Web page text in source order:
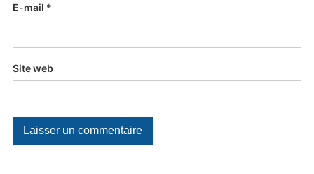
E-mail *
Site web